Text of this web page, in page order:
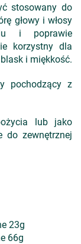
stosowany do
głowy i włosy
i poprawie
korzystny dla
i miękkość.
pochodzący z
lub jako
do zewnętrznej
23g
66g